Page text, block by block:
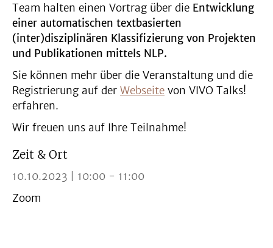
Team halten einen Vortrag über die Entwicklung
einer automatischen textbasierten
(inter)disziplinären Klassifizierung von Projekten
und Publikationen mittels NLP.
Sie können mehr über die Veranstaltung und die
Registrierung auf der Webseite von VIVO Talks!
erfahren.
Wir freuen uns auf Ihre Teilnahme!
Zeit & Ort
10.10.2023 | 10:00 - 11:00
Zoom